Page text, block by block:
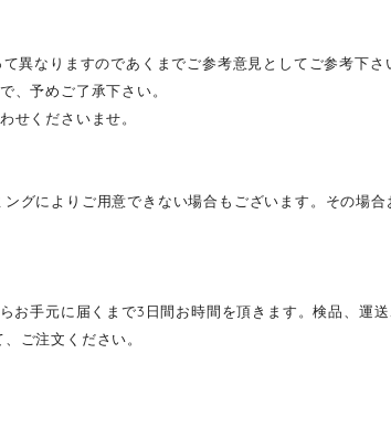
異なりますのであくまでご参考意見としてご参考下さ
、予めご了承下さい。
せくださいませ。
グによりご用意できない場合もございます。その場
お手元に届くまで3日間お時間を頂きます。検品、運
ご注文ください。